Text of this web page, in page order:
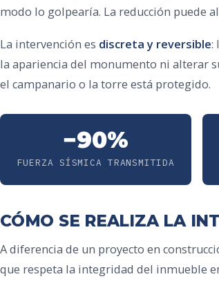
modo lo golpearía. La reducción puede
La intervención es discreta y reversible:
la apariencia del monumento ni alterar
el campanario o la torre está protegido.
−90%
FUERZA SÍSMICA TRANSMITIDA
CÓMO SE REALIZA LA
A diferencia de un proyecto en
que respeta la integridad del inmueble